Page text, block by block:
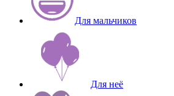
Для мальчиков
Для неё